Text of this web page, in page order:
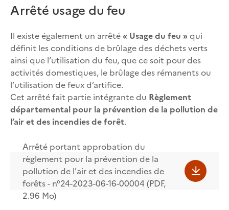
Arrêté usage du feu
Il existe également un arrêté« Usage du feu »qui
définit les conditions de brûlage des déchets verts
ainsi que l’utilisation du feu, que ce soit pour des
activités domestiques, le brûlage des rémanents ou
l’utilisation de feux d’artifice.
Cet arrêté fait partie intégrante du Règlement
départemental pour la prévention de la pollution de
l’air et des incendies de forêt.
Arrêté portant approbation du
règlement pour la prévention de la
pollution de l'air et des incendies de
forêts - n°24-2023-06-16-00004 (PDF,
2.96 Mo)